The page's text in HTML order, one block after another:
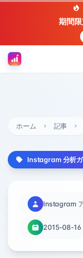
期間
ホーム 記事
Instagram 分析
Instagram
2015-08-16